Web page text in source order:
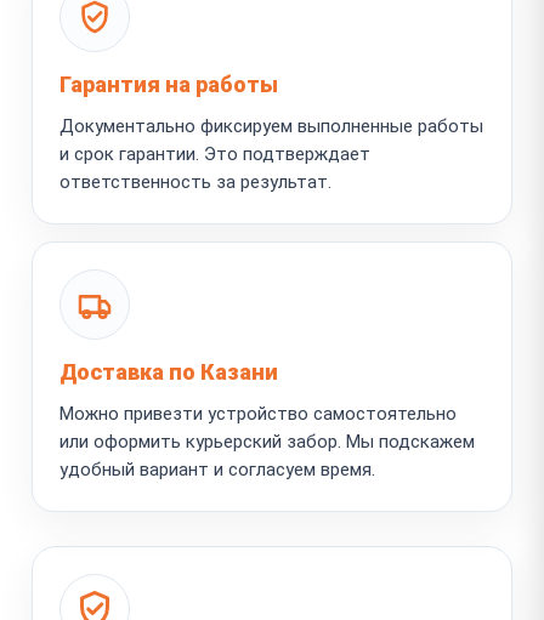
Гарантия на работы
Документально фиксируем выполненные работы
и срок гарантии. Это подтверждает
ответственность за результат.
Доставка по Казани
Можно привезти устройство самостоятельно
или оформить курьерский забор. Мы подскажем
удобный вариант и согласуем время.